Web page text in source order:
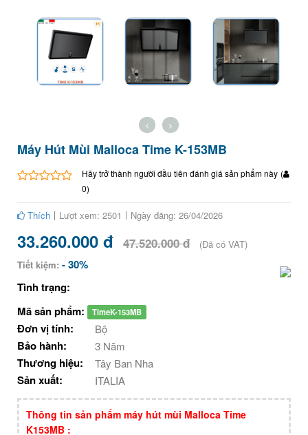
Máy Hút Mùi Malloca Time K-153MB
Hãy trở thành người đầu tiên đánh giá sản phẩm này (
0)
Thích Lượt xem: 2501 Ngày đăng: 26/04/2026
33.260.000 đ 47.520.000 đ
(Đã có VAT)
Tiết kiệm: - 30%
Tình trạng:
Mã sản phẩm:
TimeK-153MB
Đơn vị tính: Bộ
Bảo hành: 3 Năm
Thương hiệu: Tây Ban Nha
Sản xuất: ITALIA
Thông tin sản phẩm máy hút mùi Malloca Time
K153MB :